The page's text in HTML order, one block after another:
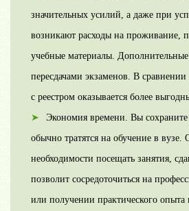
значительных усилий, а даже при
возникают расходы на проживание,
учебные материалы. Дополнительные
пересдачами экзаменов. В
с реестром оказывается более
Экономия времени. Вы сохраните
обычно тратятся на обучение в вузе.
необходимости посещать занятия,
позволит сосредоточиться на
или получении практического опыта